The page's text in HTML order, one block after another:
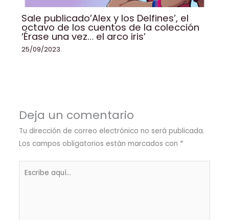
Sale publicado’Alex y los Delfines’, el
octavo de los cuentos de la colección
‘Érase una vez… el arco iris’
25/09/2023
Deja un comentario
Tu dirección de correo electrónico no será publicada.
Los campos obligatorios están marcados con *